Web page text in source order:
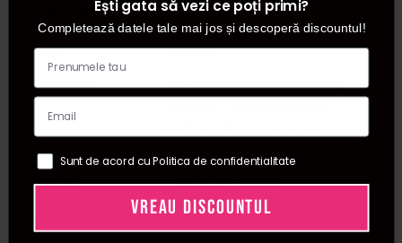
SKU
ITWKIT1
Categorii
🍯Epilat,Accesorii pentru
Brand
Pachete Promo
Ești gata să vezi ce poți primi?
Completează datele tale mai jos și descoperă discountul!
Sunt de acord cu Politica de confidentialitate
VREAU DISCOUNTUL